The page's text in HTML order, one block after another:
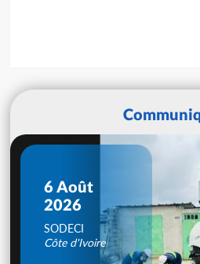
6 Août
2026
SODECI
Côte d'Ivoire